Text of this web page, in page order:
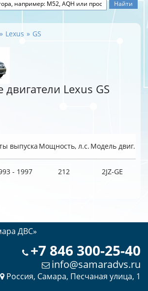
Lexus GS
двигатели Lexus GS
выпуска Мощность, л.с. Модель двиг.
- 1997 212 2JZ-GE
ДВС»
+7 846 300-25-40
info@samaradvs.ru
Россия, Самара, Песчаная улица, 1